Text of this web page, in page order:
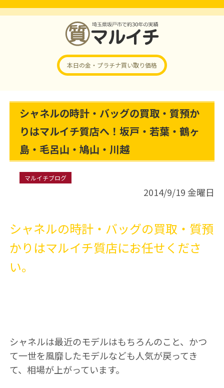
本日の金・プラチナ買い取り価格
シャネルの時計・バッグの買取・質預か
りはマルイチ質店へ！坂戸・若葉・鶴ヶ
島・毛呂山・鳩山・川越
マルイチブログ
2014/9/19 金曜日
シャネルの時計・バッグの買取・質預
かりはマルイチ質店にお任せくださ
い。
シャネルは最近のモデルはもちろんのこと、かつ
て一世を風靡したモデルなども人気が戻ってき
て、相場が上がっています。